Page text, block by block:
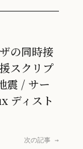
の同時接
スクリプ
震 / サー
ディスト
次の記事 →